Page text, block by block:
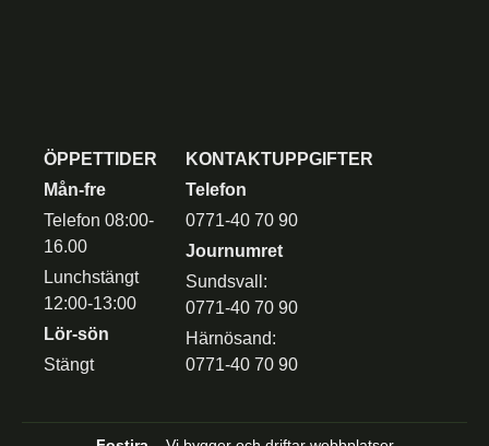
ÖPPETTIDER
Mån-fre
Telefon 08:00-
16.00
Lunchstängt
12:00-13:00
Lör-sön
Stängt
KONTAKTUPPGIFTER
Telefon
0771-40 70 90
Journumret
Sundsvall:
0771-40 70 90
Härnösand:
0771-40 70 90